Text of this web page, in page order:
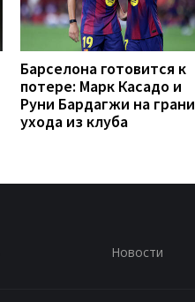
Барселона готовится к
потере: Марк Касадо и
Руни Бардагжи на грани
ухода из клуба
Новости